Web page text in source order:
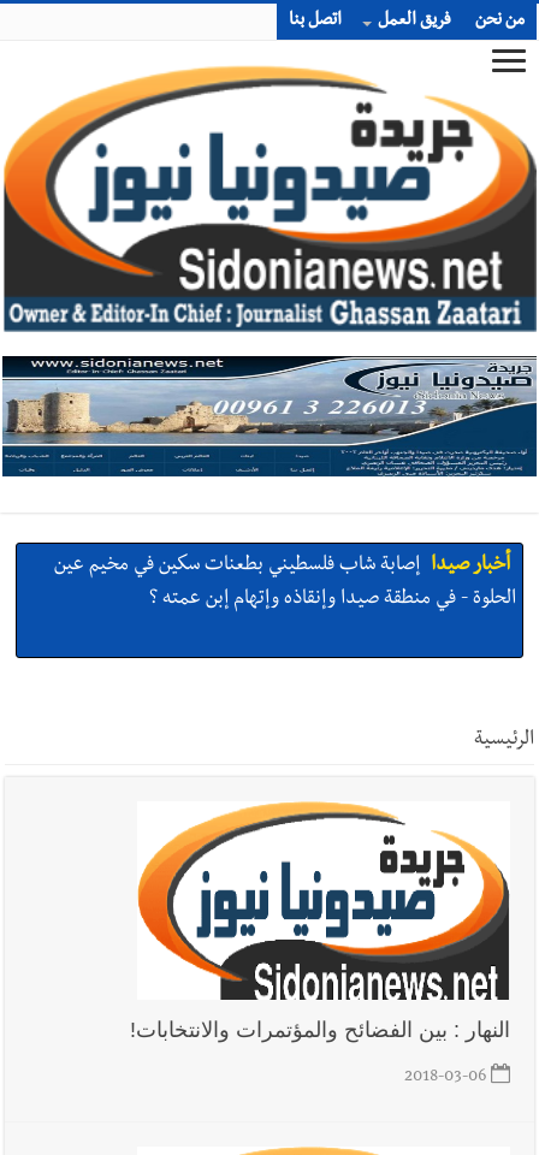
من نحن فريق العمل اتصل بنا
أخبار صيدا إصابة شاب فلسطيني بطعنات سكين في مخيم عين
الحلوة - في منطقة صيدا وإنقاذه وإتهام إبن عمته ؟
والجنوب هو عزة وكرامة لبنان
بعاصيري والبيلاني
أخبار لبنان
مقدمات نشرات الأخبار المسائية في لبنان ليوم السبت
أخبار لبنان
خرق إسرائيلي في زوطر الغربية وساتر ترابي قبالة آخر
الرئيسية
النهار : بين الفضائح والمؤتمرات والانتخابات‎!‎
2018-03-06